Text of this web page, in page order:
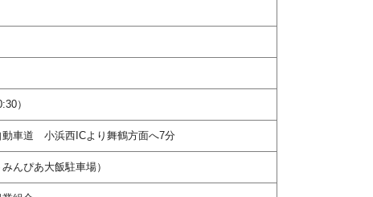
）
動車道 小浜西ICより舞鶴方面へ7分
んぴあ大飯駐車場）